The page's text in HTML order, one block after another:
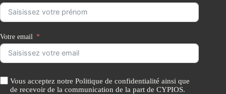
Votre email
Vous acceptez notre Politique de confidentialité ainsi que
de recevoir de la communication de la part de CYPIOS.